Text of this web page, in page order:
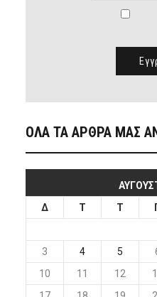
ΟΛΑ ΤΑ ΑΡΘΡΑ ΜΑΣ
Δ
Τ Τ
3
4 5
10
11 12